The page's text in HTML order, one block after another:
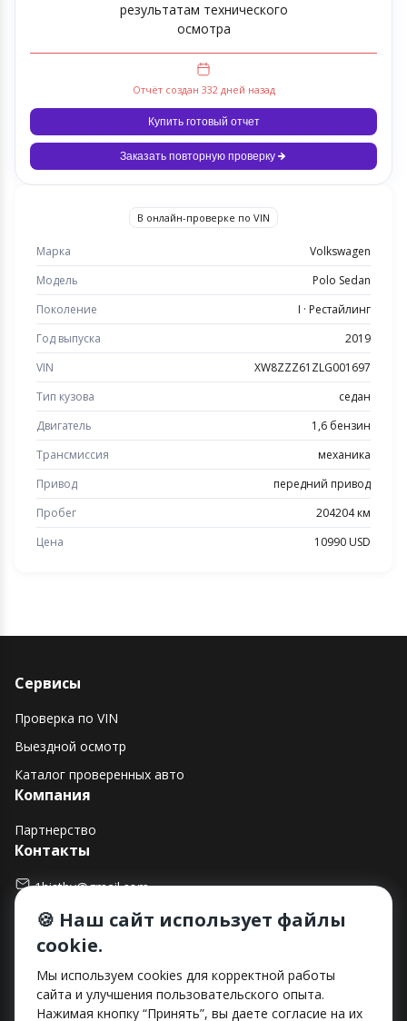
результатам технического
осмотра
Отчёт создан 332 дней назад
Купить готовый отчет
Заказать повторную проверку
В онлайн-проверке по VIN
Марка
Volkswagen
Модель
Polo Sedan
Поколение
I · Рестайлинг
Год выпуска
2019
VIN
XW8ZZZ61ZLG001697
Тип кузова
седан
Двигатель
1,6 бензин
Трансмиссия
механика
Привод
передний привод
Пробег
204204 км
Цена
10990 USD
Сервисы
Проверка по VIN
Выездной осмотр
Каталог проверенных авто
Компания
Партнерство
Контакты
1histby@gmail.com
+375 (29) 182-90-00
г. Минск, ул. Макаенка, д. 12Е, пом. 282
Способы оплаты
🍪 Наш сайт использует файлы
cookie.
Мы используем cookies для корректной работы
сайта и улучшения пользовательского опыта.
Нажимая кнопку “Принять”, вы даете согласие на их